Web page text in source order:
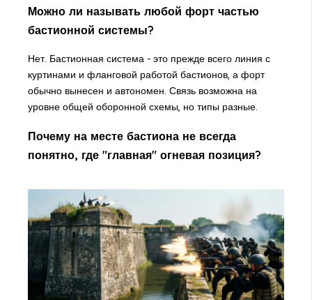
Можно ли называть любой форт частью
бастионной системы?
Нет. Бастионная система - это прежде всего линия с
куртинами и фланговой работой бастионов, а форт
обычно вынесен и автономен. Связь возможна на
уровне общей оборонной схемы, но типы разные.
Почему на месте бастиона не всегда
понятно, где "главная" огневая позиция?